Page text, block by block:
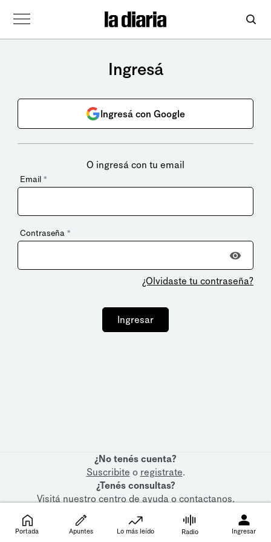
Ingresá
Ingresá con Google
O ingresá con tu email
Email *
Contraseña *
¿Olvidaste tu contraseña?
Ingresar
¿No tenés cuenta?
Suscribite o registrate.
¿Tenés consultas?
Visitá nuestrocentro de ayudaocontactanos.
Portada Apuntes Lo más leído Radio Ingresar